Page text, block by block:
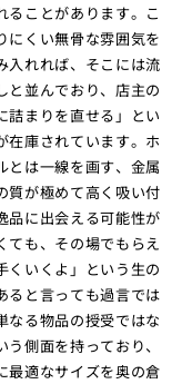
ることがあります。こ
にくい無骨な雰囲気を
入れれば、そこには流
と並んでおり、店主の
詰まりを直せる」とい
在庫されています。ホ
とは一線を画す、金属
質が極めて高く吸い付
品に出会える可能性が
ても、その場でもらえ
くいくよ」という生の
ると言っても過言では
なる物品の授受ではな
側面を持っており、
最適なサイズを奥の倉